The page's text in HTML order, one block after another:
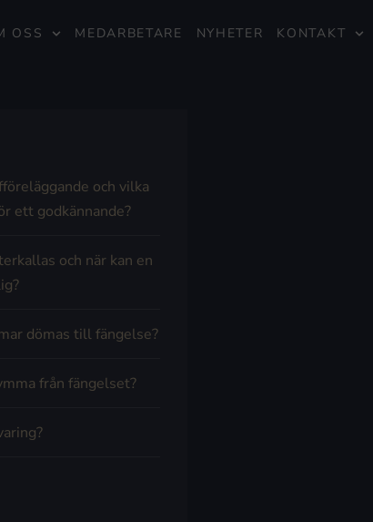
OSS MEDARBETARE NYHETER KONTAKT
och vilka
ett godkännande?
och när kan en
dömas till fängelse?
från fängelset?